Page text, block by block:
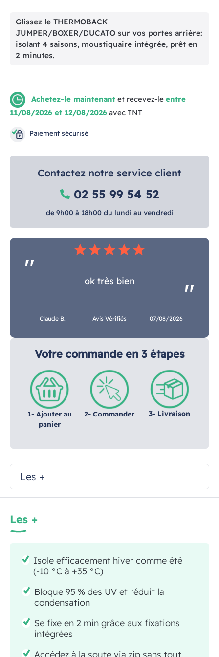
Glissez le THERMOBACK
JUMPER/BOXER/DUCATO sur vos portes arrière:
isolant 4 saisons, moustiquaire intégrée, prêt en
2 minutes.
Achetez-le maintenant et recevez-le entre
11/08/2026 et 12/08/2026 avec TNT
Paiement sécurisé
Contactez notre service client
02 55 99 54 52
de 9h00 à 18h00 du lundi au vendredi
Votre commande en 3 étapes
1- Ajouter au
panier
2- Commander 3- Livraison
star star star star star
ok très bien
Claude B. Avis Vérifiés 07/08/2026
Les +
Les +
Isole efficacement hiver comme été
(-10 °C à +35 °C)
Bloque 95 % des UV et réduit la
condensation
Se fixe en 2 min grâce aux fixations
intégrées
Accédez à la soute via zip sans tout